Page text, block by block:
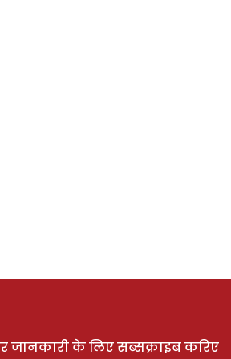
जानकारी के लिए सब्सक्राइब करिए